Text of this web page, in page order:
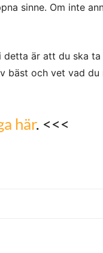
sinne. Om inte
detta är att du ska
bäst och vet vad du
här. <<<